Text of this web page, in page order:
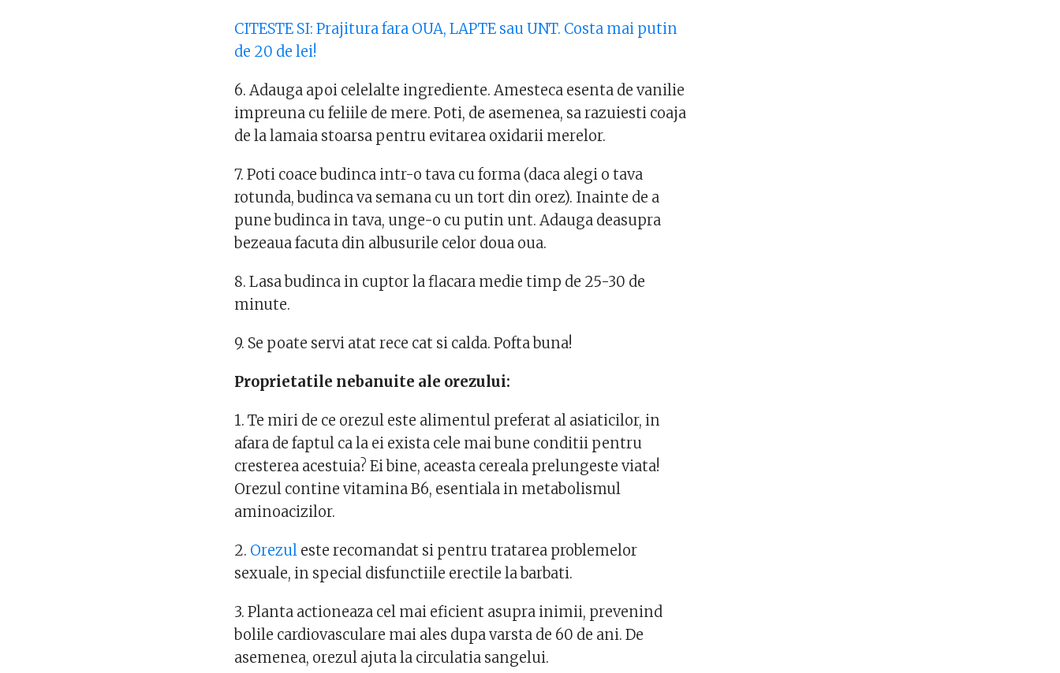
CITESTE SI: Prajitura fara OUA, LAPTE sau UNT. Costa mai putin
de 20 de lei!
6. Adauga apoi celelalte ingrediente. Amesteca esenta de vanilie
impreuna cu feliile de mere. Poti, de asemenea, sa razuiesti coaja
de la lamaia stoarsa pentru evitarea oxidarii merelor.
7. Poti coace budinca intr-o tava cu forma (daca alegi o tava
rotunda, budinca va semana cu un tort din orez). Inainte de a
pune budinca in tava, unge-o cu putin unt. Adauga deasupra
bezeaua facuta din albusurile celor doua oua.
8. Lasa budinca in cuptor la flacara medie timp de 25-30 de
minute.
9. Se poate servi atat rece cat si calda. Pofta buna!
Proprietatile nebanuite ale orezului:
1. Te miri de ce orezul este alimentul preferat al asiaticilor, in
afara de faptul ca la ei exista cele mai bune conditii pentru
cresterea acestuia? Ei bine, aceasta cereala prelungeste viata!
Orezul contine vitamina B6, esentiala in metabolismul
aminoacizilor.
2. Orezul este recomandat si pentru tratarea problemelor
sexuale, in special disfunctiile erectile la barbati.
3. Planta actioneaza cel mai eficient asupra inimii, prevenind
bolile cardiovasculare mai ales dupa varsta de 60 de ani. De
asemenea, orezul ajuta la circulatia sangelui.